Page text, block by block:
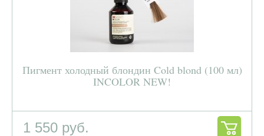
Пигмент холодный блондин Cold blond (100 мл)
INCOLOR NEW!
1 550 руб.